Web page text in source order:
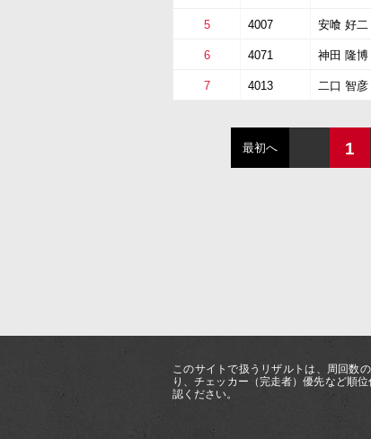
5 4007 安喰 好二
6 4071 神田 隆博
7 4013 二口 智彦
最初へ 1
このサイトで扱うリザルトは、周回数
り、チェッカー（完走者）優先など順
認ください。